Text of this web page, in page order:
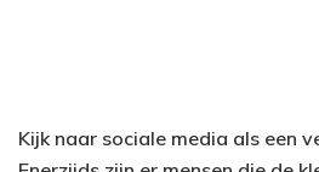
Kijk naar sociale media als een